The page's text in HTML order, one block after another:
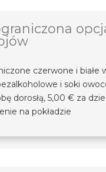
czerwone i białe
i soki
dorosłą, 5,00 € za
na pokładzie